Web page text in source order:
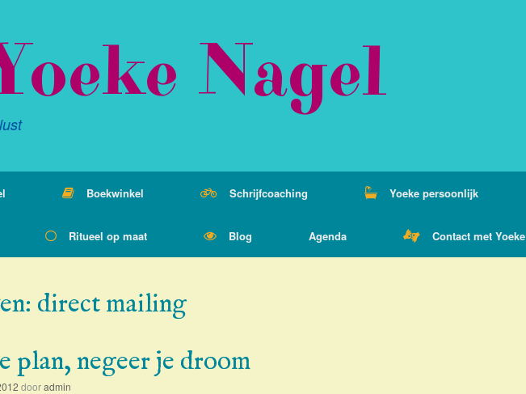
Nagel
Boekwinkel Schrijfcoaching Yoeke persoonlijk
Ritueel op maat Blog Agenda Contact met Yoeke
direct mailing
plan, negeer je droom
dooradmin